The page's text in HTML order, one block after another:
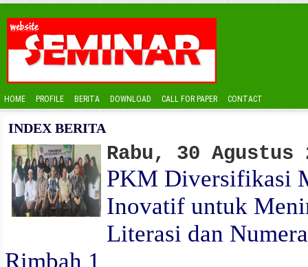
HOME PROFILE BERITA DOWNLOAD CALL FOR PAPER CONTACT
INDEX BERITA
Rabu, 30
PKM Diversifikasi
Inovatif untuk
Literasi dan
Rimbah 1